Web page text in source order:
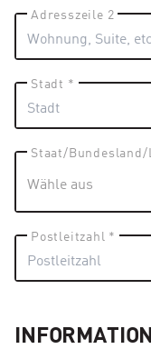
Adresszeile 2
Stadt *
Staat/
Postleitzahl *